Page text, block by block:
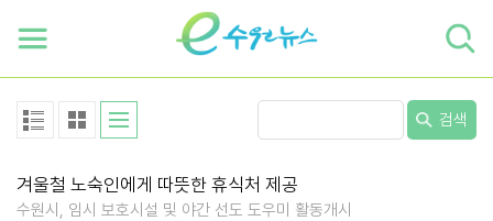
검색
겨울철 노숙인에게 따뜻한 휴식처 제공
수원시, 임시 보호시설 및 야간 선도 도우미 활동개시